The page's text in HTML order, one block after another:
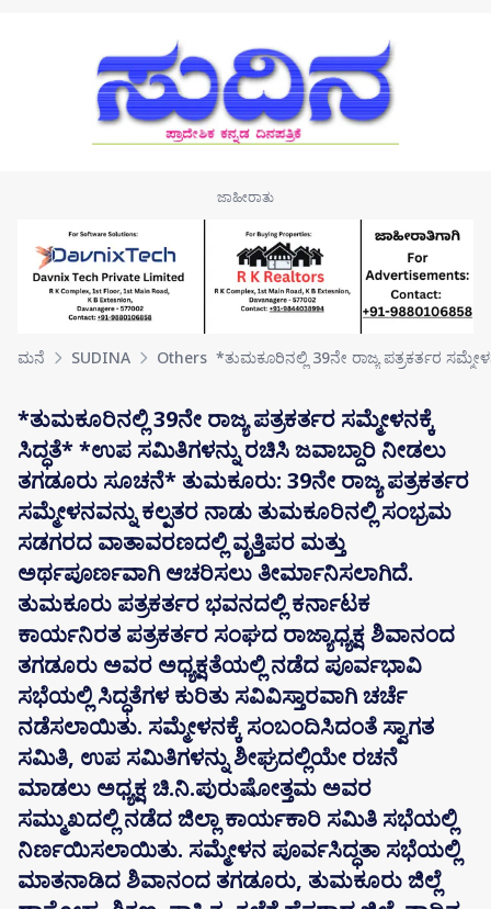
ಮನೆ SUDINA Others *ತುಮಕೂರಿನಲ್ಲಿ 39ನೇ ರಾಜ್ಯ ಪತ್ರಕರ್ತರ
*ತುಮಕೂರಿನಲ್ಲಿ 39ನೇ ರಾಜ್ಯ ಪತ್ರಕರ್ತರ ಸಮ್ಮೇಳನಕ್ಕೆ
ಸಿದ್ಧತೆ* *ಉಪ ಸಮಿತಿಗಳನ್ನು ರಚಿಸಿ ಜವಾಬ್ದಾರಿ ನೀಡಲು
ತಗಡೂರು ಸೂಚನೆ* ತುಮಕೂರು: 39ನೇ ರಾಜ್ಯ ಪತ್ರಕರ್ತರ
ಸಮ್ಮೇಳನವನ್ನು ಕಲ್ಪತರ ನಾಡು ತುಮಕೂರಿನಲ್ಲಿ ಸಂಭ್ರಮ
ಸಡಗರದ ವಾತಾವರಣದಲ್ಲಿ ವೃತ್ತಿಪರ ಮತ್ತು
ಅರ್ಥಪೂರ್ಣವಾಗಿ ಆಚರಿಸಲು ತೀರ್ಮಾನಿಸಲಾಗಿದೆ.
ತುಮಕೂರು ಪತ್ರಕರ್ತರ ಭವನದಲ್ಲಿ ಕರ್ನಾಟಕ
ಕಾರ್ಯನಿರತ ಪತ್ರಕರ್ತರ ಸಂಘದ ರಾಜ್ಯಾಧ್ಯಕ್ಷ ಶಿವಾನಂದ
ತಗಡೂರು ಅವರ ಅಧ್ಯಕ್ಷತೆಯಲ್ಲಿ ನಡೆದ ಪೂರ್ವಭಾವಿ
ಸಭೆಯಲ್ಲಿ ಸಿದ್ಧತೆಗಳ ಕುರಿತು ಸವಿವಿಸ್ತಾರವಾಗಿ ಚರ್ಚೆ
ನಡೆಸಲಾಯಿತು. ಸಮ್ಮೇಳನಕ್ಕೆ ಸಂಬಂದಿಸಿದಂತೆ ಸ್ವಾಗತ
ಸಮಿತಿ, ಉಪ ಸಮಿತಿಗಳನ್ನು ಶೀಘ್ರದಲ್ಲಿಯೇ ರಚನೆ
ಮಾಡಲು ಅಧ್ಯಕ್ಷ ಚಿ.ನಿ.ಪುರುಷೋತ್ತಮ ಅವರ
ಸಮ್ಮುಖದಲ್ಲಿ ನಡೆದ ಜಿಲ್ಲಾ ಕಾರ್ಯಕಾರಿ ಸಮಿತಿ ಸಭೆಯಲ್ಲಿ
ನಿರ್ಣಯಿಸಲಾಯಿತು. ಸಮ್ಮೇಳನ ಪೂರ್ವಸಿದ್ಧತಾ ಸಭೆಯಲ್ಲಿ
ಮಾತನಾಡಿದ ಶಿವಾನಂದ ತಗಡೂರು, ತುಮಕೂರು ಜಿಲ್ಲೆ